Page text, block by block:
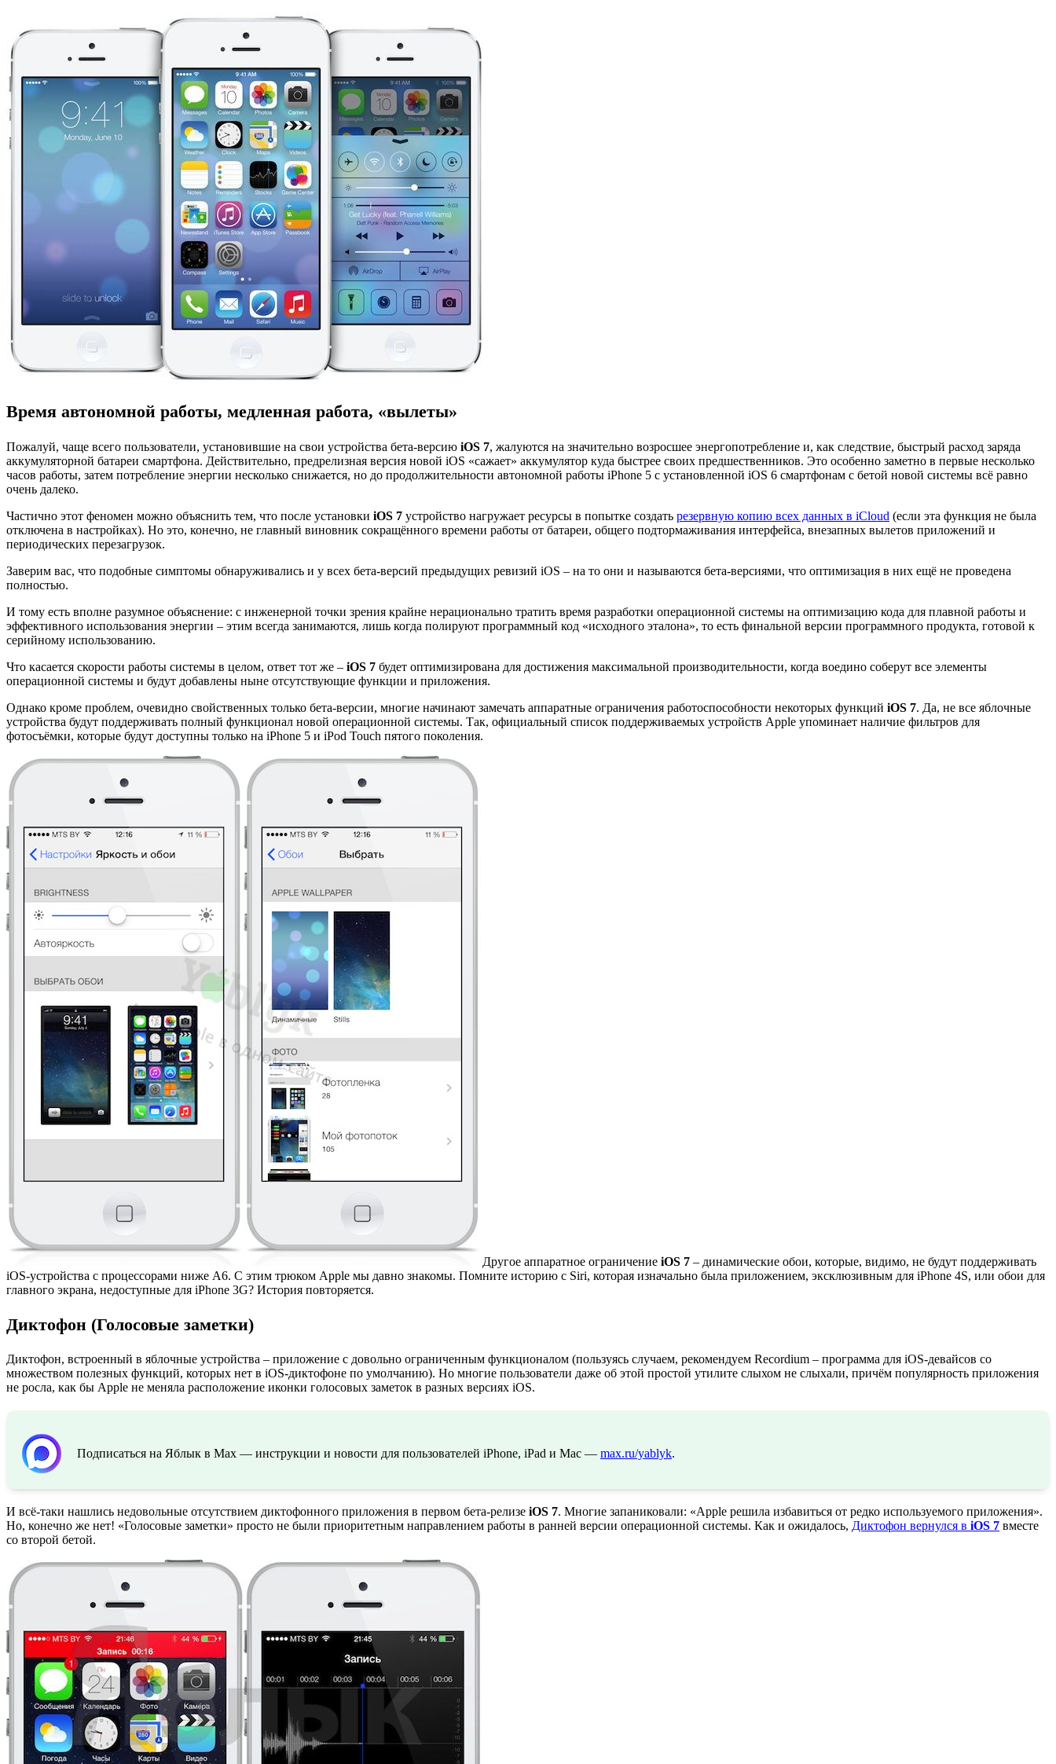
Время автономной работы, медленная работа, «вылеты»
Пожалуй, чаще всего пользователи, установившие на свои устройства бета-версию iOS 7, жалуются на значительно возросшее энергопотребление и, как следствие, быстрый расход заряда
аккумуляторной батареи смартфона. Действительно, предрелизная версия новой iOS «сажает» аккумулятор куда быстрее своих предшественников. Это особенно заметно в первые несколько
часов работы, затем потребление энергии несколько снижается, но до продолжительности автономной работы iPhone 5 с установленной iOS 6 смартфонам с бетой новой системы всё равно
очень далеко.
Частично этот феномен можно объяснить тем, что после установки iOS 7 устройство нагружает ресурсы в попытке создать резервную копию всех данных в iCloud (если эта функция не была
отключена в настройках). Но это, конечно, не главный виновник сокращённого времени работы от батареи, общего подтормаживания интерфейса, внезапных вылетов приложений и
периодических перезагрузок.
Заверим вас, что подобные симптомы обнаруживались и у всех бета-версий предыдущих ревизий iOS – на то они и называются бета-версиями, что оптимизация в них ещё не проведена
полностью.
И тому есть вполне разумное объяснение: с инженерной точки зрения крайне нерационально тратить время разработки операционной системы на оптимизацию кода для плавной работы и
эффективного использования энергии – этим всегда занимаются, лишь когда полируют программный код «исходного эталона», то есть финальной версии программного продукта, готовой к
серийному использованию.
Что касается скорости работы системы в целом, ответ тот же – iOS 7 будет оптимизирована для достижения максимальной производительности, когда воедино соберут все элементы
операционной системы и будут добавлены ныне отсутствующие функции и приложения.
Однако кроме проблем, очевидно свойственных только бета-версии, многие начинают замечать аппаратные ограничения работоспособности некоторых функций iOS 7. Да, не все яблочные
устройства будут поддерживать полный функционал новой операционной системы. Так, официальный список поддерживаемых устройств Apple упоминает наличие фильтров для
фотосъёмки, которые будут доступны только на iPhone 5 и iPod Touch пятого поколения.
Другое аппаратное ограничение iOS 7 – динамические обои, которые, видимо, не будут поддерживать
iOS-устройства с процессорами ниже A6. С этим трюком Apple мы давно знакомы. Помните историю с Siri, которая изначально была приложением, эксклюзивным для iPhone 4S, или обои для
главного экрана, недоступные для iPhone 3G? История повторяется.
Диктофон (Голосовые заметки)
Диктофон, встроенный в яблочные устройства – приложение с довольно ограниченным функционалом (пользуясь случаем, рекомендуем Recordium – программа для iOS-девайсов со
множеством полезных функций, которых нет в iOS-диктофоне по умолчанию). Но многие пользователи даже об этой простой утилите слыхом не слыхали, причём популярность приложения
не росла, как бы Apple не меняла расположение иконки голосовых заметок в разных версиях iOS.
Подписаться на Яблык в Max — инструкции и новости для пользователей iPhone, iPad и Mac — max.ru/yablyk.
И всё-таки нашлись недовольные отсутствием диктофонного приложения в первом бета-релизе iOS 7. Многие запаниковали: «Apple решила избавиться от редко используемого приложения».
Но, конечно же нет! «Голосовые заметки» просто не были приоритетным направлением работы в ранней версии операционной системы. Как и ожидалось, Диктофон вернулся в iOS 7 вместе
со второй бетой.